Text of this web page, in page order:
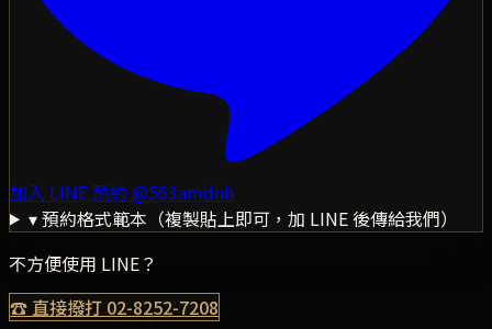
加入 LINE 預約 @563amdnh
▾ 預約格式範本（複製貼上即可，加 LINE 後傳給我們）
不方便使用 LINE？
☎ 直接撥打 02-8252-7208